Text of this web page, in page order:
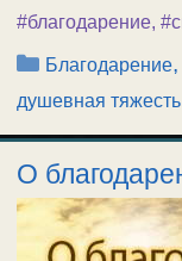
#благодарение,
Рубрики
Благодарение,
душевная тяжесть
О